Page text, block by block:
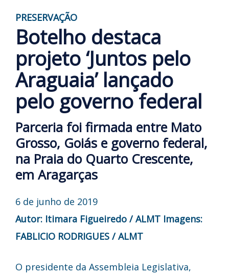
PRESERVAÇÃO
Botelho destaca
projeto ‘Juntos pelo
Araguaia’ lançado
pelo governo federal
Parceria foi firmada entre Mato
Grosso, Goiás e governo federal,
na Praia do Quarto Crescente,
em Aragarças
6 de junho de 2019
Autor: Itimara Figueiredo / ALMT Imagens:
FABLICIO RODRIGUES / ALMT
O presidente da Assembleia Legislativa,